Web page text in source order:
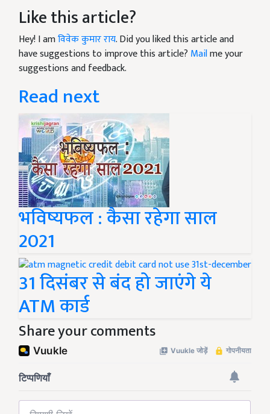
Like this article?
Hey! I amविवेक कुमार राय. Did you liked this article and
have suggestions to improve this article? Mailme your
suggestions and feedback.
Read next
भविष्यफल : कैसा रहेगा साल
2021
31 दिसंबर से बंद हो जाएंगे ये
ATM कार्ड
Share your comments